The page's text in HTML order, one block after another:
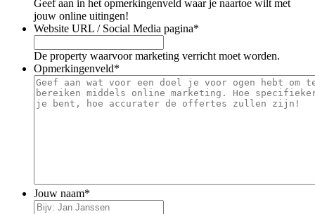
Geef aan in het opmerkingenveld waar je naartoe wilt met
jouw online uitingen!
Website URL / Social Media pagina*
De property waarvoor marketing verricht moet worden.
Opmerkingenveld*
Jouw naam*